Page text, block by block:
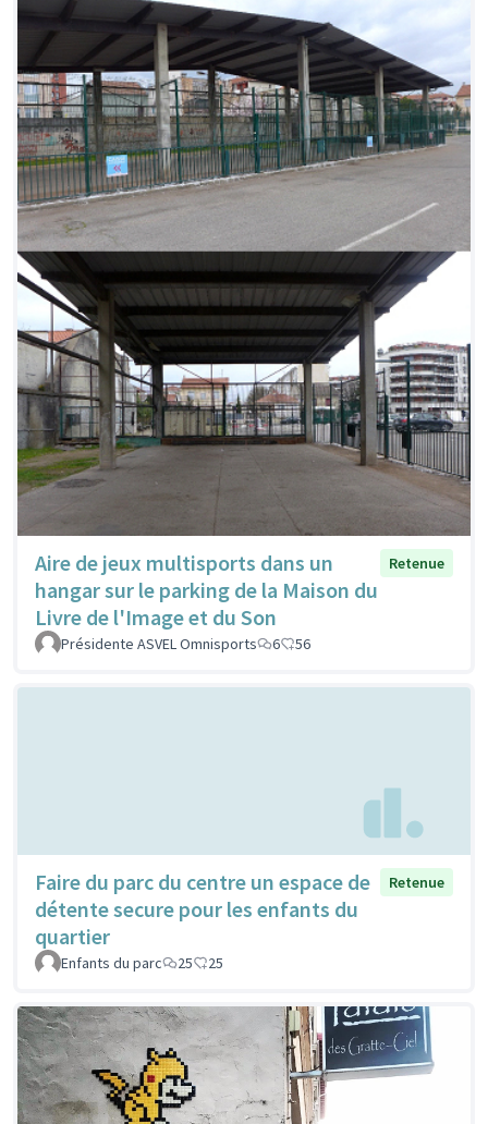
Aire de jeux multisports dans un
hangar sur le parking de la Maison du
Livre de l'Image et du Son
Retenue
Présidente ASVEL Omnisports 6 56
Faire du parc du centre un espace de
détente secure pour les enfants du
quartier
Retenue
Enfants du parc 25 25